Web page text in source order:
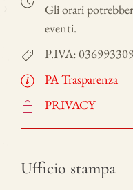
Gli orari
eventi.
P.IVA:
PA Trasparenza
PRIVACY
Ufficio stampa